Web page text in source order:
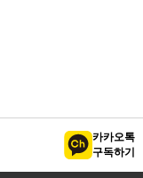
카카오톡
구독하기